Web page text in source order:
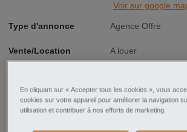
Voir sur google
Type d'annonce Agence Offre
Vente/Location A louer
Consommation Pas concerné
En cliquant sur « Accepter tous les cookies », vous
cookies sur votre appareil pour améliorer la navigation
utilisation et contribuer à nos efforts de marketing.